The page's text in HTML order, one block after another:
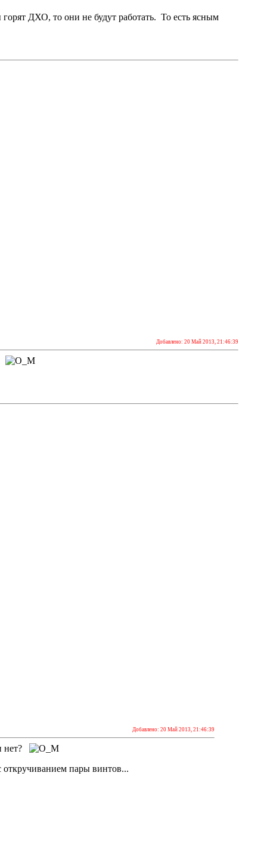
ДХО, то они не будут работать. То есть ясным
Добавлено: 20 Май 2013, 21:46:39
Добавлено: 20 Май 2013, 21:46:39
нет?
пары винтов...